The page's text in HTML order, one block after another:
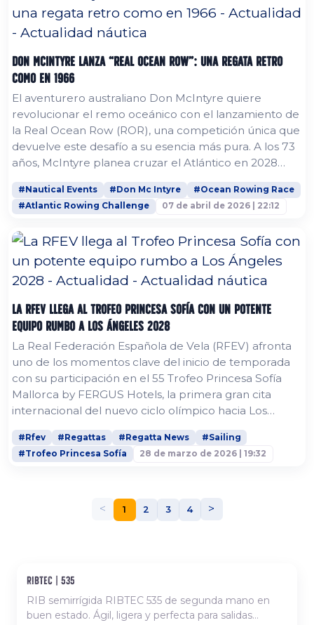
Don McIntyre lanza “Real Ocean Row”: una regata retro
como en 1966
El aventurero australiano Don McIntyre quiere
revolucionar el remo oceánico con el lanzamiento de
la Real Ocean Row (ROR), una competición única que
devuelve este desafío a su esencia más pura. A los 73
años, McIntyre planea cruzar el Atlántico en 2028
utilizando únicamente métodos tradicionales de
navegación, invitando a navegantes y aventureros de
todo el mundo a unirse a este reto. 3.200 millas de
Row cubrirá...
#Nautical Events #Don Mc Intyre
#Ocean Rowing Race
#Atlantic Rowing Challenge
07 de abril de 2026 | 22:12
La RFEV llega al Trofeo Princesa Sofía con un potente
equipo rumbo a Los Ángeles 2028
La Real Federación Española de Vela (RFEV) afronta
uno de los momentos clave del inicio de temporada
con su participación en el 55 Trofeo Princesa Sofía
Mallorca by FERGUS Hotels, la primera gran cita
internacional del nuevo ciclo olímpico hacia Los
Ángeles 2028. El evento, que se celebrará del 30 de
marzo al 4 de abril en aguas de Mallorca, reunirá a
más de 1.100 regatistas y 900 embarcaciones de 62
#Rfev #Regattas #Regatta News
#Sailing
#Trofeo Princesa Sofía
28 de marzo de 2026 | 19:32
< 1 2 3 4 >
Ocasión
ribtec | 535
RIB semirrígida RIBTEC 535 de segunda mano en
buen estado. Ágil, ligera y perfecta para salidas